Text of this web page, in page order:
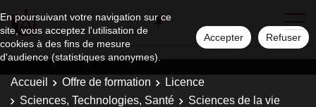
En poursuivant votre navigation sur ce
site, vous acceptez l'utilisation de
cookies à des fins de mesure
d'audience (statistiques anonymes).
Accepter Refuser
Accueil Offre de formation
Licence
Sciences, Technologies, Santé
Sciences de la vie